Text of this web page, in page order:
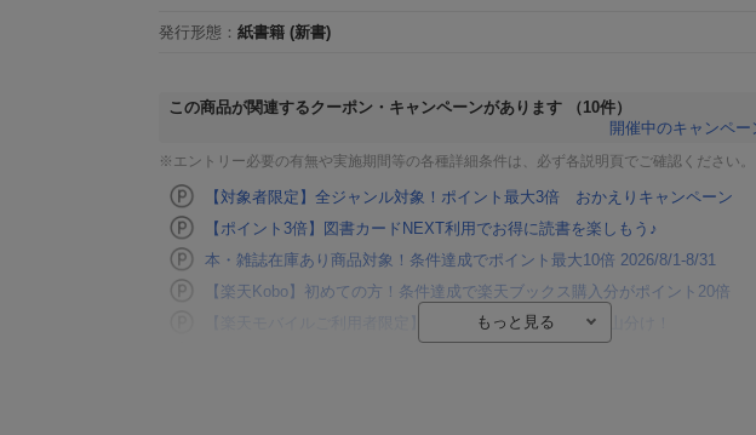
発行形態 ： 紙書籍 (新書)
この商品が関連するクーポン・キャンペーンがあります
（10件）
開催中のキャンペー
※エントリー必要の有無や実施期間等の各種詳細条件は、必ず各説明頁でご確認ください。
【対象者限定】全ジャンル対象！ポイント最大3倍 おかえりキャンペーン
【ポイント3倍】図書カードNEXT利用でお得に読書を楽しもう♪
本・雑誌在庫あり商品対象！条件達成でポイント最大10倍 2026/8/1-8/31
【楽天Kobo】初めての方！条件達成で楽天ブックス購入分がポイント20倍
【楽天モバイルご利用者限定】条件達成で100万ポイント山分け！